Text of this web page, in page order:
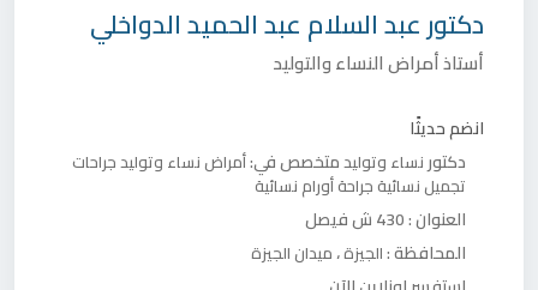
دكتورعبد السلام عبد الحميد الدواخلي
أستاذ أمراض النساء والتوليد
انضم حديثًا
دكتور نساء وتوليدمتخصص في:أمراض نساء وتوليدجراحات
تجميل نسائيةجراحة أورام نسائية
العنوان :430 ش فيصل
المحافظة :الجيزة،ميدان الجيزة